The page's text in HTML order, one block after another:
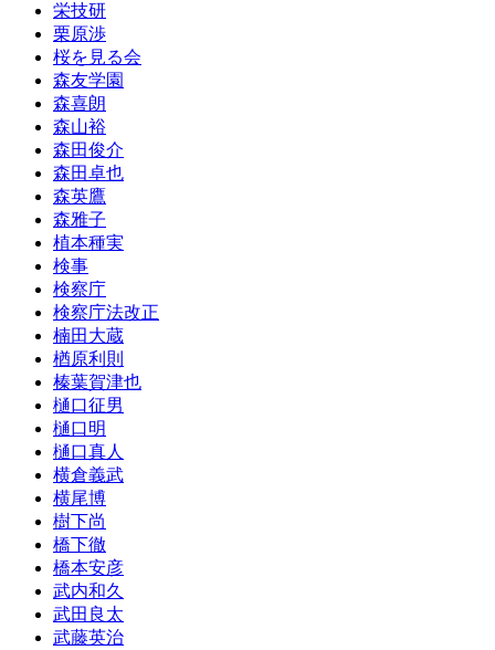
栄技研
栗原渉
桜を見る会
森友学園
森喜朗
森山裕
森田俊介
森田卓也
森英鷹
森雅子
植本種実
検事
検察庁
検察庁法改正
楠田大蔵
楢原利則
榛葉賀津也
樋口征男
樋口明
樋口真人
横倉義武
横尾博
樹下尚
橋下徹
橋本安彦
武内和久
武田良太
武藤英治